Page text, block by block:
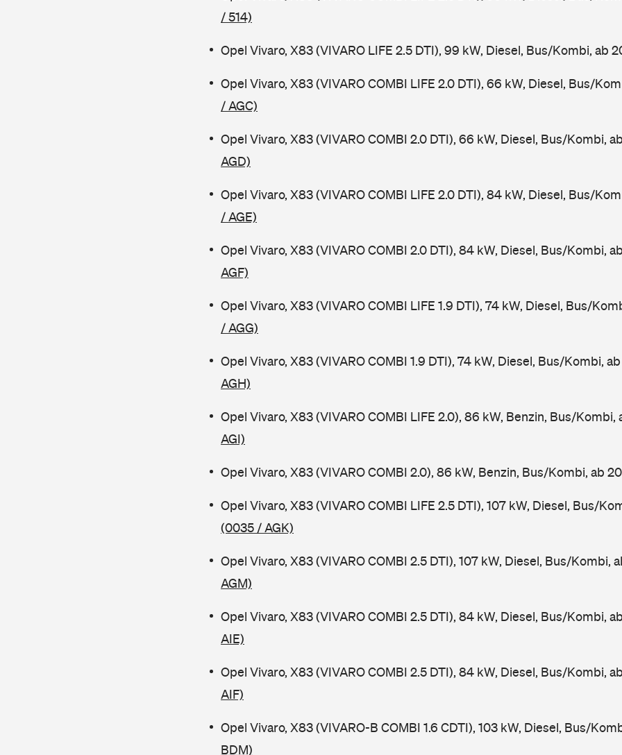
/ 514)
Opel Vivaro, X83 (VIVARO LIFE 2.5 DTI), 99 kW, Diesel, Bus/Kombi, ab
Opel Vivaro, X83 (VIVARO COMBI LIFE 2.0 DTI), 66 kW, Diesel, Bus/
/ AGC)
Opel Vivaro, X83 (VIVARO COMBI 2.0 DTI), 66 kW, Diesel, Bus/Kombi,
AGD)
Opel Vivaro, X83 (VIVARO COMBI LIFE 2.0 DTI), 84 kW, Diesel, Bus/
/ AGE)
Opel Vivaro, X83 (VIVARO COMBI 2.0 DTI), 84 kW, Diesel, Bus/Kombi,
AGF)
Opel Vivaro, X83 (VIVARO COMBI LIFE 1.9 DTI), 74 kW, Diesel, Bus/
/ AGG)
Opel Vivaro, X83 (VIVARO COMBI 1.9 DTI), 74 kW, Diesel, Bus/Kombi,
AGH)
Opel Vivaro, X83 (VIVARO COMBI LIFE 2.0), 86 kW, Benzin, Bus/
AGI)
Opel Vivaro, X83 (VIVARO COMBI 2.0), 86 kW, Benzin, Bus/Kombi, ab
Opel Vivaro, X83 (VIVARO COMBI LIFE 2.5 DTI), 107 kW, Diesel, Bus/
(0035 / AGK)
Opel Vivaro, X83 (VIVARO COMBI 2.5 DTI), 107 kW, Diesel, Bus/Kombi,
AGM)
Opel Vivaro, X83 (VIVARO COMBI 2.5 DTI), 84 kW, Diesel, Bus/Kombi,
AIE)
Opel Vivaro, X83 (VIVARO COMBI 2.5 DTI), 84 kW, Diesel, Bus/Kombi,
AIF)
Opel Vivaro, X83 (VIVARO-B COMBI 1.6 CDTI), 103 kW, Diesel, Bus/
BDM)